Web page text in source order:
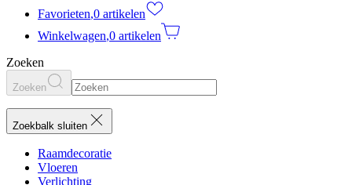
Favorieten,0 artikelen
Winkelwagen,0 artikelen
Zoeken
Zoeken
Zoekbalk sluiten
Raamdecoratie
Vloeren
Verlichting